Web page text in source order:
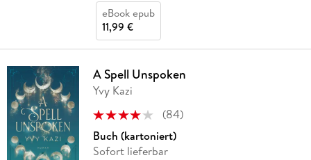
eBook epub
11,99 €
A Spell Unspoken
Yvy Kazi
(84)
Buch (kartoniert)
Sofort lieferbar